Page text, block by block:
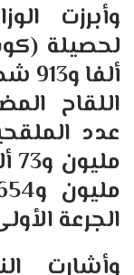
وأبرزت
اللقاح
الجرعة